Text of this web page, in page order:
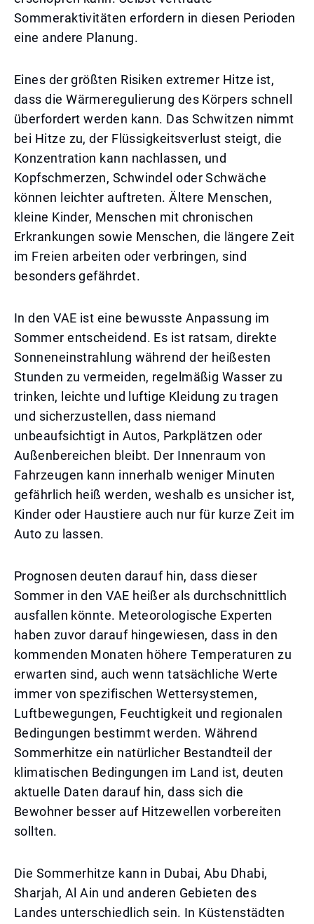
Sommeraktivitäten erfordern in diesen Perioden
eine andere Planung.
Eines der größten Risiken extremer Hitze ist,
dass die Wärmeregulierung des Körpers schnell
überfordert werden kann. Das Schwitzen nimmt
bei Hitze zu, der Flüssigkeitsverlust steigt, die
Konzentration kann nachlassen, und
Kopfschmerzen, Schwindel oder Schwäche
können leichter auftreten. Ältere Menschen,
kleine Kinder, Menschen mit chronischen
Erkrankungen sowie Menschen, die längere Zeit
im Freien arbeiten oder verbringen, sind
besonders gefährdet.
In den VAE ist eine bewusste Anpassung im
Sommer entscheidend. Es ist ratsam, direkte
Sonneneinstrahlung während der heißesten
Stunden zu vermeiden, regelmäßig Wasser zu
trinken, leichte und luftige Kleidung zu tragen
und sicherzustellen, dass niemand
unbeaufsichtigt in Autos, Parkplätzen oder
Außenbereichen bleibt. Der Innenraum von
Fahrzeugen kann innerhalb weniger Minuten
gefährlich heiß werden, weshalb es unsicher ist,
Kinder oder Haustiere auch nur für kurze Zeit im
Auto zu lassen.
Prognosen deuten darauf hin, dass dieser
Sommer in den VAE heißer als durchschnittlich
ausfallen könnte. Meteorologische Experten
haben zuvor darauf hingewiesen, dass in den
kommenden Monaten höhere Temperaturen zu
erwarten sind, auch wenn tatsächliche Werte
immer von spezifischen Wettersystemen,
Luftbewegungen, Feuchtigkeit und regionalen
Bedingungen bestimmt werden. Während
Sommerhitze ein natürlicher Bestandteil der
klimatischen Bedingungen im Land ist, deuten
aktuelle Daten darauf hin, dass sich die
Bewohner besser auf Hitzewellen vorbereiten
sollten.
Die Sommerhitze kann in Dubai, Abu Dhabi,
Sharjah, Al Ain und anderen Gebieten des
Landes unterschiedlich sein. In Küstenstädten